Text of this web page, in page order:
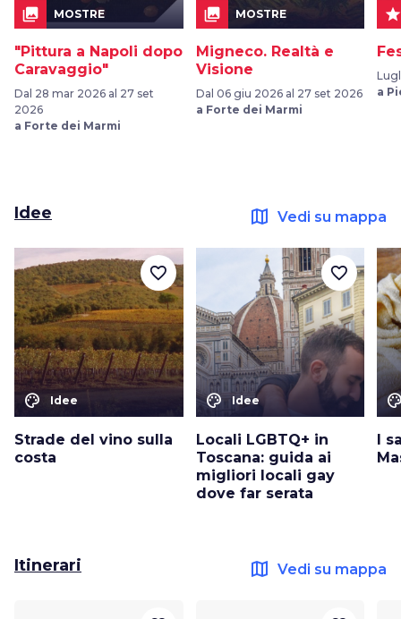
collections MOSTRE
"Pittura a Napoli dopo
Caravaggio"
Dal 28 mar 2026 al 27 set
2026
a Forte dei Marmi
collections MOSTRE
Migneco. Realtà e
Visione
Dal 06 giu 2026 al 27 set 2026
a Forte dei Marmi
a
Idee map Vedi su mappa
color_lens Idee
Strade del vino sulla
costa
favorite_border
color_lens Idee
Locali LGBTQ+ in
Toscana: guida ai
migliori locali gay
dove far serata
favorite_border
I
Itinerari map Vedi su mappa